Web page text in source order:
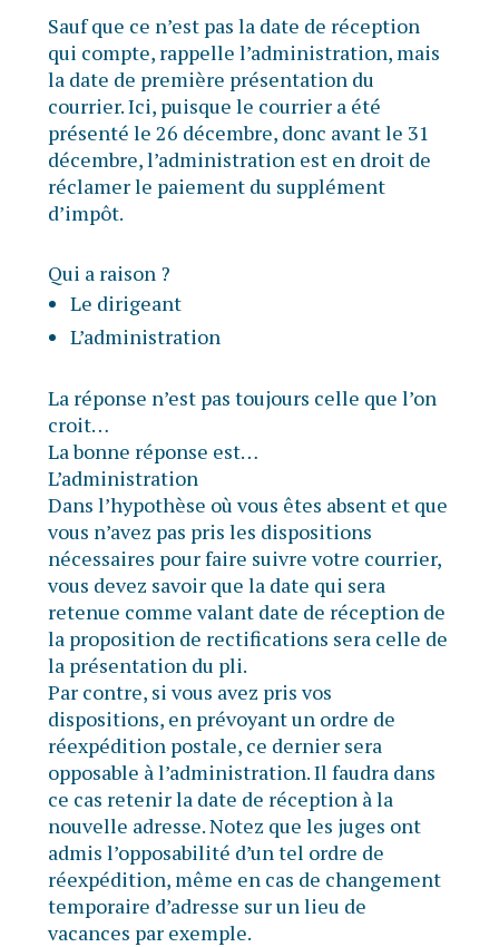
Sauf que ce n’est pas la date de réception
qui compte, rappelle l’administration, mais
la date de première présentation du
courrier. Ici, puisque le courrier a été
présenté le 26 décembre, donc avant le 31
décembre, l’administration est en droit de
réclamer le paiement du supplément
d’impôt.
Qui a raison ?
Le dirigeant
L’administration
La réponse n’est pas toujours celle que l’on
croit…
La bonne réponse est…
L’administration
Dans l’hypothèse où vous êtes absent et que
vous n’avez pas pris les dispositions
nécessaires pour faire suivre votre courrier,
vous devez savoir que la date qui sera
retenue comme valant date de réception de
la proposition de rectifications sera celle de
la présentation du pli.
Par contre, si vous avez pris vos
dispositions, en prévoyant un ordre de
réexpédition postale, ce dernier sera
opposable à l’administration. Il faudra dans
ce cas retenir la date de réception à la
nouvelle adresse. Notez que les juges ont
admis l’opposabilité d’un tel ordre de
réexpédition, même en cas de changement
temporaire d’adresse sur un lieu de
vacances par exemple.